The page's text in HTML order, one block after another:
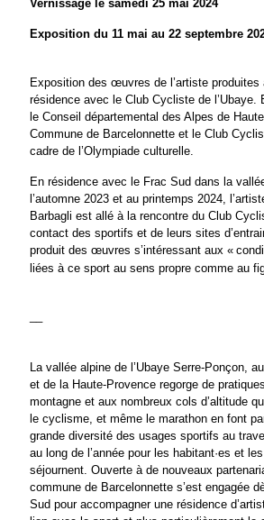
Vernissage le samedi 25 mai 2024
Exposition du 11 mai au 22 septembre
Exposition des œuvres de l’artiste produites
résidence avec le Club Cycliste de l’Ubaye.
le Conseil départemental des Alpes de
Commune de Barcelonnette et le Club
cadre de l’Olympiade culturelle.
En résidence avec le Frac Sud dans la
l’automne 2023 et au printemps 2024,
Barbagli est allé à la rencontre du Club
contact des sportifs et de leurs sites
produit des œuvres s’intéressant aux «
liées à ce sport au sens propre comme au
La vallée alpine de l’Ubaye Serre-Ponçon,
et de la Haute-Provence regorge de
montagne et aux nombreux cols d’altitude
le cyclisme, et même le marathon en font
grande diversité des usages sportifs au
au long de l’année pour les habitant·es et
séjournent. Ouverte à de nouveaux
commune de Barcelonnette s’est engagée
Sud pour accompagner une résidence